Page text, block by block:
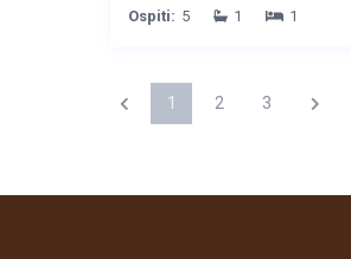
Ospiti: 5 1 1
1 2 3